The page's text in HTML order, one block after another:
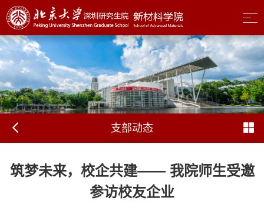
支部动态
筑梦未来，校企共建—— 我院师生受邀
参访校友企业